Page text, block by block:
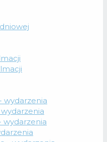
wydarzenia
wydarzenia